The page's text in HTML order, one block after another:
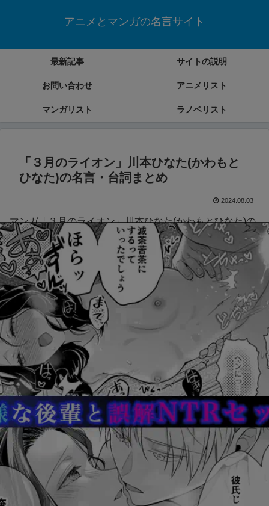
アニメとマンガの名言サイト
最新記事 サイトの説明
お問い合わせ アニメリスト
マンガリスト ラノベリスト
「３月のライオン」川本ひなた(かわもと
ひなた)の名言・台詞まとめ
2024.08.03
マンガ「３月のライオン」川本ひなた(かわもとひなた)の
名言・台詞をまとめていきます。